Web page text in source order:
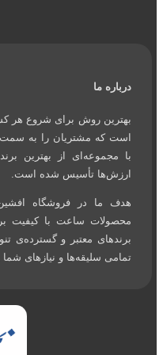
روش برای شروع هر کسب و کار،
مشتریان را به سمت خود جذب
از بهترین برندهای ساعت
تأسیس شده است.
در فروشگاه افشین واچ،
ساعت با کیفیت برای
معتبر و گسترده‌ی تنوع در
سلیقه‌ها و نیازهای شما را در